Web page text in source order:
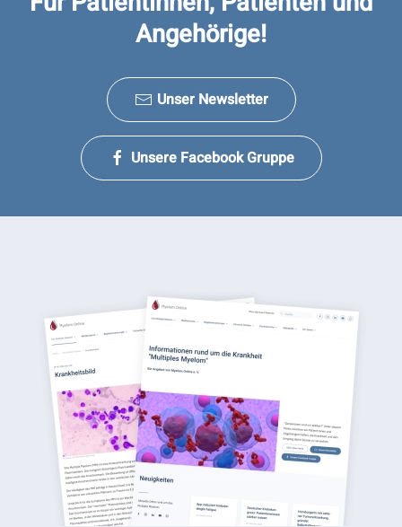
Angehörige!
Unser Newsletter
Unsere Facebook Gruppe